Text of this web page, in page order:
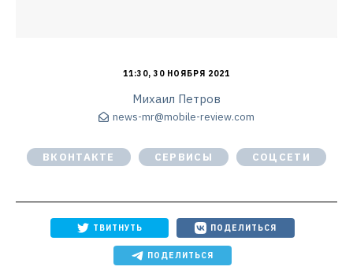
11:30, 30 НОЯБРЯ 2021
Михаил Петров
news-mr@mobile-review.com
ВКОНТАКТЕ СЕРВИСЫ СОЦСЕТИ
ТВИТНУТЬ ПОДЕЛИТЬСЯ
ПОДЕЛИТЬСЯ